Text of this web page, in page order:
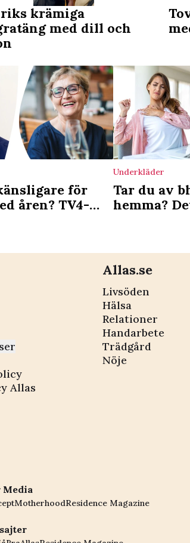
krämiga
med dill och
för
åren? TV4-
Underkläder
Tar du av
hemma?
Allas
Allas.se
Livsöden
Hälsa
Relationer
Handarbete
Trädgård
Nöje
MotherhoodResidence Magazine